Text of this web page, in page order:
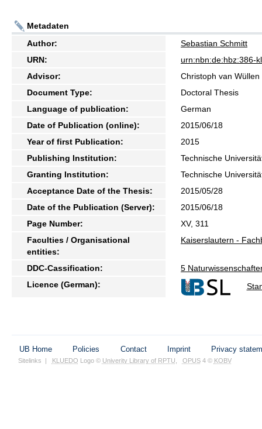
Metadaten
Author:
Sebastian Schmitt
URN:
urn:nbn:de:hbz:386-
Advisor:
Christoph van Wüllen
Document Type:
Doctoral Thesis
Language of publication:
German
Date of Publication (online):
2015/06/18
Year of first Publication:
2015
Publishing Institution:
Technische
Granting Institution:
Technische
Acceptance Date of the Thesis:
2015/05/28
Date of the Publication (Server):
2015/06/18
Page Number:
XV, 311
Faculties / Organisational
entities:
Kaiserslautern -
DDC-Cassification:
5
Licence (German):
UB Home Policies Contact Imprint Privacy
Sitelinks | KLUEDO Logo © Univerity Library of RPTU OPUS4 © KOBV